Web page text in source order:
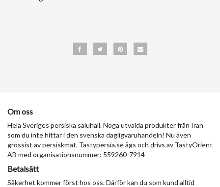
Om oss
Hela Sveriges persiska saluhall. Noga utvalda produkter från Iran
som du inte hittar i den svenska dagligvaruhandeln! Nu även
grossist av persiskmat. Tastypersia.se ägs och drivs av TastyOrient
AB med organisationsnummer: 559260-7914
Betalsätt
Säkerhet kommer först hos oss. Därför kan du som kund alltid